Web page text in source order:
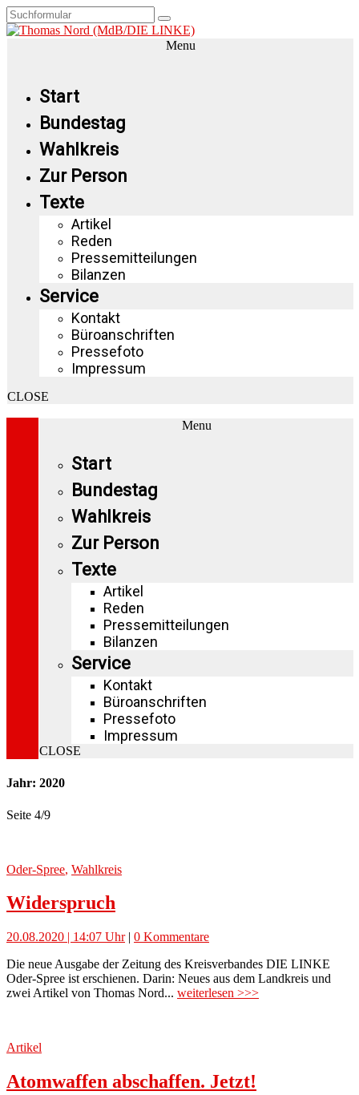
Menu
Start
Bundestag
Wahlkreis
Zur Person
Texte
Artikel
Reden
Pressemitteilungen
Bilanzen
Service
Kontakt
Büroanschriften
Pressefoto
Impressum
CLOSE
Menu
Start
Bundestag
Wahlkreis
Zur Person
Texte
Artikel
Reden
Pressemitteilungen
Bilanzen
Service
Kontakt
Büroanschriften
Pressefoto
Impressum
CLOSE
Jahr: 2020
Seite 4/9
Oder-Spree, Wahlkreis
Widerspruch
20.08.2020 | 14:07 Uhr| 0 Kommentare
Die neue Ausgabe der Zeitung des Kreisverbandes DIE LINKE
Oder-Spree ist erschienen. Darin: Neues aus dem Landkreis und
zwei Artikel von Thomas Nord... weiterlesen >>>
Artikel
Atomwaffen abschaffen. Jetzt!